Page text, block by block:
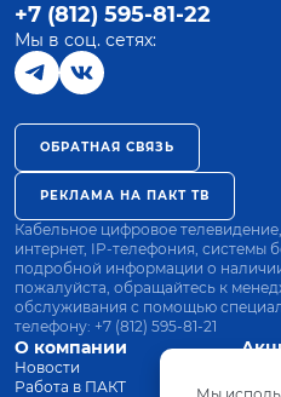
О компании
Новости
Работа в ПАКТ
+7 (812) 595-81-22
Мы в соц. сетях:
ОБРАТНАЯ СВЯЗЬ
РЕКЛАМА НА ПАКТ ТВ
Кабельное цифровое
интернет, IP-телефония, системы
подробной информации о
пожалуйста, обращайтесь к
обслуживания с помощью
телефону: +7 (812) 595-81-21